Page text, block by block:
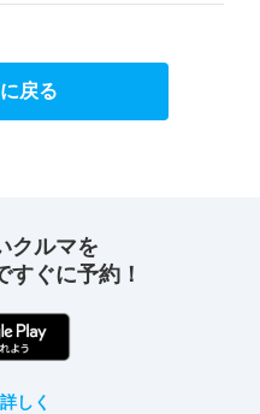
戻る
クルマを
すぐに予約！
しく